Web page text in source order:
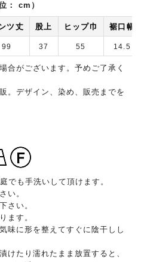
： cm）
ツ丈 股上 ヒップ巾 裾口幅
99 37 55 14.5
合がございます。予めご了承く
。デザイン、染め、販売までを
でも手洗いして頂けます。
い。
さい。
ます。
味に形を整えてすぐに陰干しし
けたり濡れたまま放置すると、